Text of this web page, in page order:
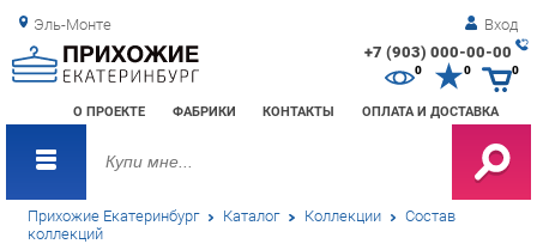
Эль-Монте Вход
+7 (903) 000-00-00
О ПРОЕКТЕ ФАБРИКИ КОНТАКТЫ ОПЛАТА И ДОСТАВКА
0 0
Прихожие Екатеринбург Каталог Коллекции Состав
коллекций